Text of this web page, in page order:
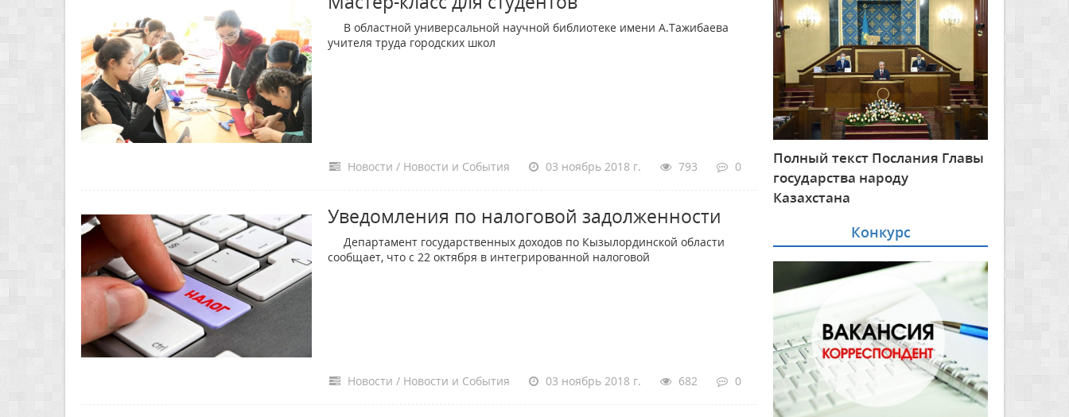
В областной универсальной научной библиотеке имени А.Тажибаева
учителя труда городских школ
Новости / Новости и События 03 ноябрь 2018 г. 793 0
Уведомления по налоговой задолженности
Департамент государственных доходов по Кызылординской области
сообщает, что с 22 октября в интегрированной налоговой
Новости / Новости и События 03 ноябрь 2018 г. 682 0
Полный текст Послания Главы
государства народу
Казахстана
Конкурс